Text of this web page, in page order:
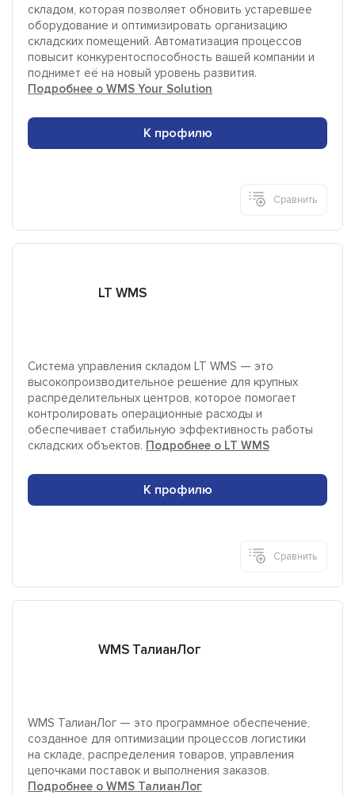
складом, которая позволяет обновить устаревшее
оборудование и оптимизировать организацию
складских помещений. Автоматизация процессов
повысит конкурентоспособность вашей компании и
поднимет её на новый уровень развития.
Подробнее о WMS Your Solution
К профилю
Сравнить
LT WMS
Система управления складом LT WMS — это
высокопроизводительное решение для крупных
распределительных центров, которое помогает
контролировать операционные расходы и
обеспечивает стабильную эффективность работы
складских объектов. Подробнее о LT WMS
К профилю
Сравнить
WMS ТалианЛог
WMS ТалианЛог — это программное обеспечение,
созданное для оптимизации процессов логистики
на складе, распределения товаров, управления
цепочками поставок и выполнения заказов.
Подробнее о WMS ТалианЛог